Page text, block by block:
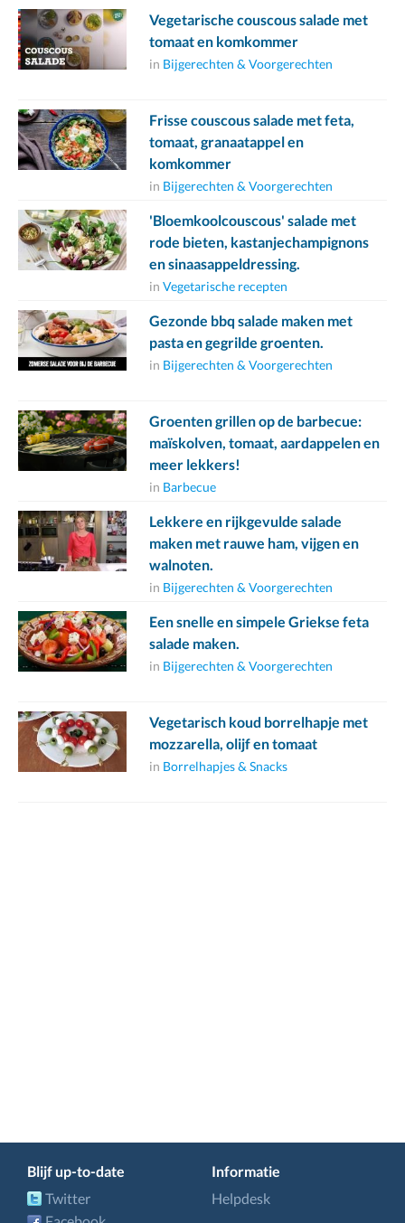
Vegetarische couscous salade met
tomaat en komkommer
in Bijgerechten & Voorgerechten
Frisse couscous salade met feta,
tomaat, granaatappel en
komkommer
in Bijgerechten & Voorgerechten
'Bloemkoolcouscous' salade met
rode bieten, kastanjechampignons
en sinaasappeldressing.
in Vegetarische recepten
Gezonde bbq salade maken met
pasta en gegrilde groenten.
in Bijgerechten & Voorgerechten
Groenten grillen op de barbecue:
maïskolven, tomaat, aardappelen en
meer lekkers!
in Barbecue
Lekkere en rijkgevulde salade
maken met rauwe ham, vijgen en
walnoten.
in Bijgerechten & Voorgerechten
Een snelle en simpele Griekse feta
salade maken.
in Bijgerechten & Voorgerechten
Vegetarisch koud borrelhapje met
mozzarella, olijf en tomaat
in Borrelhapjes & Snacks
Blijf up-to-date
Twitter
Informatie
Helpdesk